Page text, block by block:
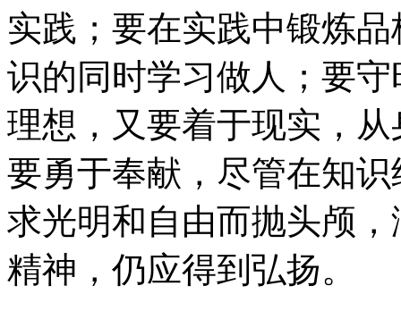
实践；要在实践中锻炼
识的同时学习做人；要
理想，又要着于现实，
要勇于奉献，尽管在知
求光明和自由而抛头颅
精神，仍应得到弘扬。